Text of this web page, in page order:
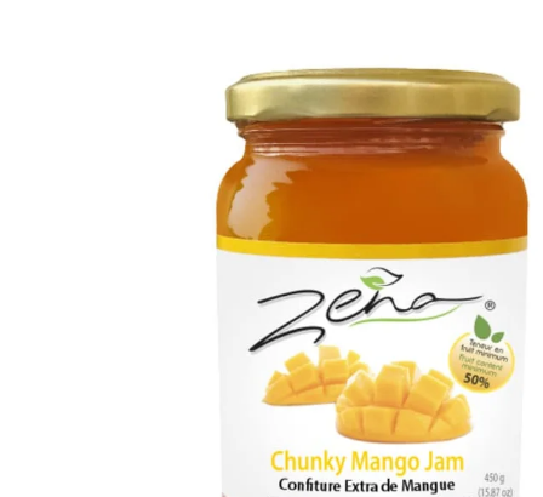
Hygiène & Beauté
Bio & Écologique
Electroménagers & Divers
Artisan sénégalais